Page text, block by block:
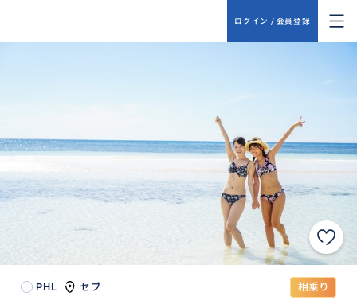
ログイン / 会員登録
PHL セブ 相乗り